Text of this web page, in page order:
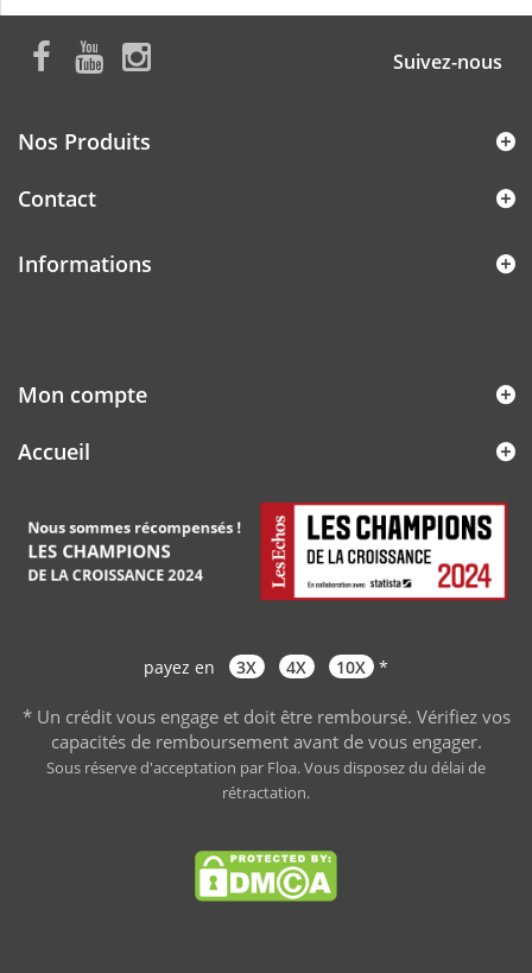
Suivez-nous
Nos Produits
Contact
Informations
Mon compte
Accueil
payez en 3X 4X 10X *
* Un crédit vous engage et doit être remboursé. Vérifiez vos
capacités de remboursement avant de vous engager.
Sous réserve d'acceptation par Floa. Vous disposez du délai de
rétractation.